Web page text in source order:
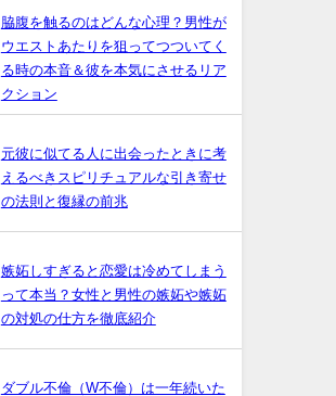
脇腹を触るのはどんな心理？男性が
ウエストあたりを狙ってつついてく
る時の本音＆彼を本気にさせるリア
クション
元彼に似てる人に出会ったときに考
えるべきスピリチュアルな引き寄せ
の法則と復縁の前兆
嫉妬しすぎると恋愛は冷めてしまう
って本当？女性と男性の嫉妬や嫉妬
の対処の仕方を徹底紹介
ダブル不倫（W不倫）は一年続いた